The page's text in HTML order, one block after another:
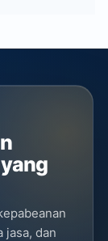
jasa, dan